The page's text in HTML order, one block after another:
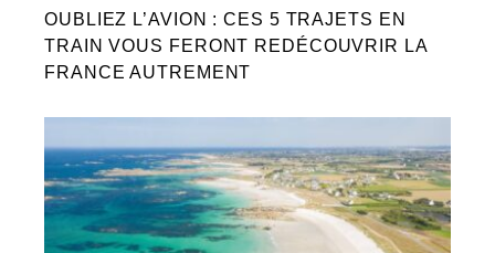
OUBLIEZ L’AVION : CES 5 TRAJETS EN
TRAIN VOUS FERONT REDÉCOUVRIR LA
FRANCE AUTREMENT